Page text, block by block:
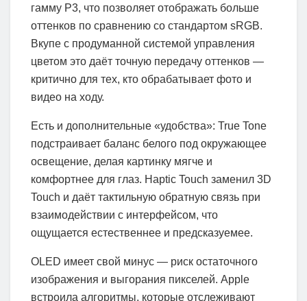
гамму P3, что позволяет отображать больше
оттенков по сравнению со стандартом sRGB.
Вкупе с продуманной системой управления
цветом это даёт точную передачу оттенков —
критично для тех, кто обрабатывает фото и
видео на ходу.
Есть и дополнительные «удобства»: True Tone
подстраивает баланс белого под окружающее
освещение, делая картинку мягче и
комфортнее для глаз. Haptic Touch заменил 3D
Touch и даёт тактильную обратную связь при
взаимодействии с интерфейсом, что
ощущается естественнее и предсказуемее.
OLED имеет свой минус — риск остаточного
изображения и выгорания пикселей. Apple
встроила алгоритмы, которые отслеживают